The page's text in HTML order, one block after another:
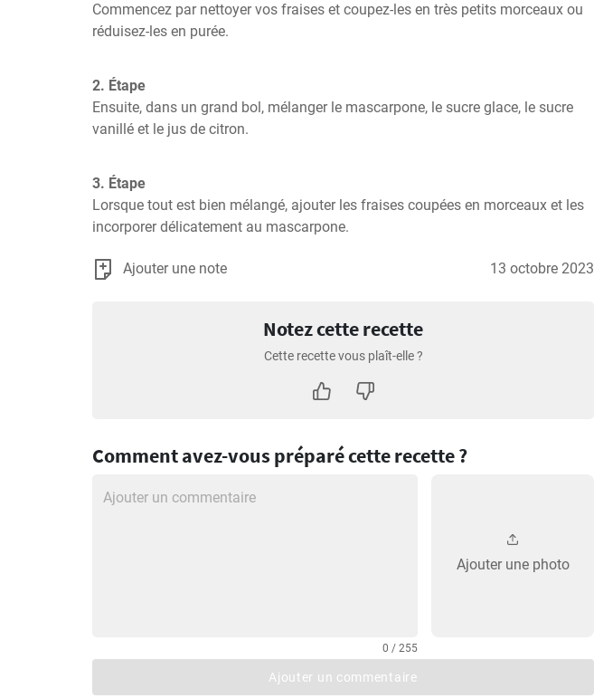
Commencez par nettoyer vos fraises et coupez-les en très petits morceaux ou
réduisez-les en purée.
2. Étape
Ensuite, dans un grand bol, mélanger le mascarpone, le sucre glace, le sucre
vanillé et le jus de citron.
3. Étape
Lorsque tout est bien mélangé, ajouter les fraises coupées en morceaux et les
incorporer délicatement au mascarpone.
Ajouter une note 13 octobre 2023
Notez cette recette
Cette recette vous plaît-elle ?
Comment avez-vous préparé cette recette ?
0 / 255
Ajouter une photo
Ajouter un commentaire